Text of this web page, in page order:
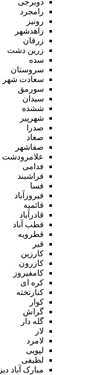
رامجرد
رونیز
زاهدشهر
زرقان
زرین دشت
سده
سروستان
سعادت شهر
سورمق
سیدان
ششده
شهرپیر
صدرا
صغاد
صفاشهر
علامرودشت
فدامی
فراشبند
فسا
فیروزآباد
قائمیه
قادرآباد
قطب آباد
قطرویه
قیر
کارزین
کازرون
کامفیروز
کره ای
کنارتخته
کوار
گراش
گله دار
لار
لامرد
لپویی
لطیفی
مبارک آباد دیز